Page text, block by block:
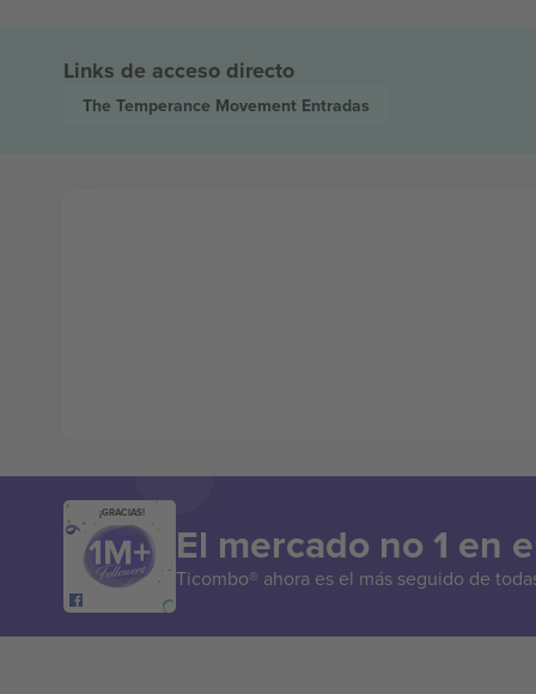
Links de acceso directo
The Temperance Movement Entradas
¡GRACIAS!
El mercado no 1 en
Ticombo® ahora es el más seguido de